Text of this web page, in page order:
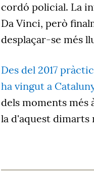
cordó policial. La
Da Vinci, però
desplaçar-se més
Des del 2017
ha vingut a
dels moments més
la d'aquest dimarts